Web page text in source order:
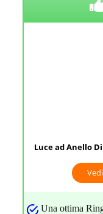
Luce ad Anello
Una ottima